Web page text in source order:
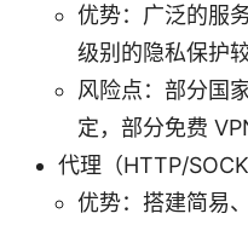
优势：广泛的服
级别的隐私保护较
风险点：部分国
定，部分免费
代理（HTTP/
优势：搭建简易